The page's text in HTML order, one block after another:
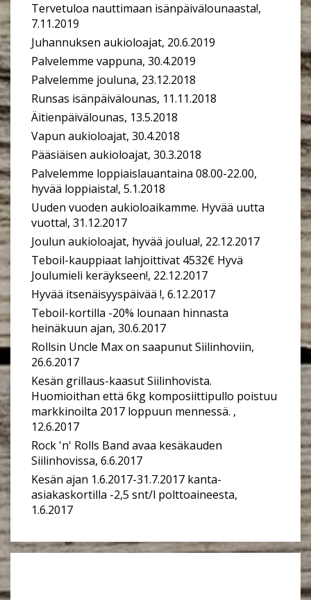
Tervetuloa nauttimaan isänpäivälounaasta!,
7.11.2019
Juhannuksen aukioloajat, 20.6.2019
Palvelemme vappuna, 30.4.2019
Palvelemme jouluna, 23.12.2018
Runsas isänpäivälounas, 11.11.2018
Äitienpäivälounas, 13.5.2018
Vapun aukioloajat, 30.4.2018
Pääsiäisen aukioloajat, 30.3.2018
Palvelemme loppiaislauantaina 08.00-22.00,
hyvää loppiaista!, 5.1.2018
Uuden vuoden aukioloaikamme. Hyvää uutta
vuotta!, 31.12.2017
Joulun aukioloajat, hyvää joulua!, 22.12.2017
Teboil-kauppiaat lahjoittivat 4532€ Hyvä
Joulumieli keräykseen!, 22.12.2017
Hyvää itsenäisyyspäivää !, 6.12.2017
Teboil-kortilla -20% lounaan hinnasta
heinäkuun ajan, 30.6.2017
Rollsin Uncle Max on saapunut Siilinhoviin,
26.6.2017
Kesän grillaus-kaasut Siilinhovista.
Huomioithan että 6kg komposiittipullo poistuu
markkinoilta 2017 loppuun mennessä. ,
12.6.2017
Rock 'n' Rolls Band avaa kesäkauden
Siilinhovissa, 6.6.2017
Kesän ajan 1.6.2017-31.7.2017 kanta-
asiakaskortilla -2,5 snt/l polttoaineesta,
1.6.2017